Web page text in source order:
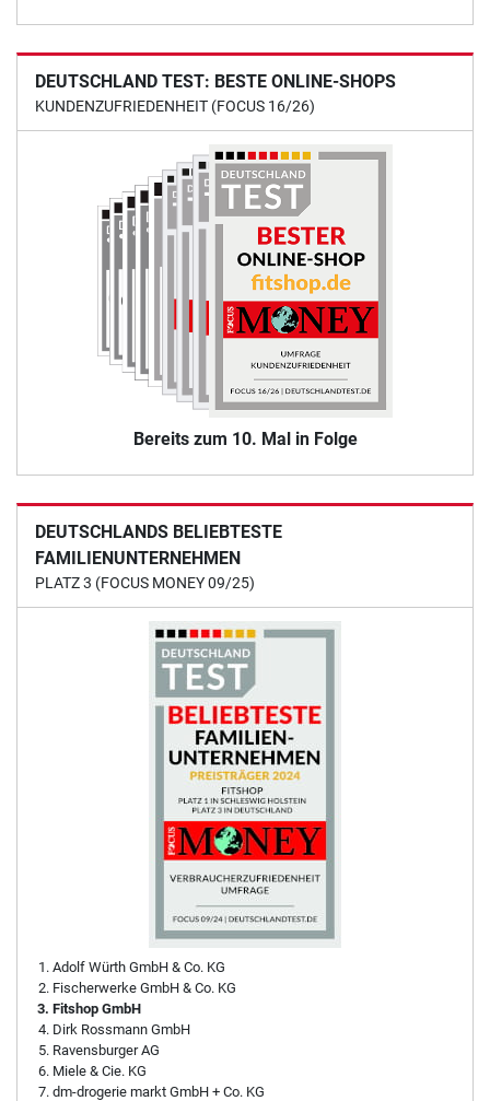
DEUTSCHLAND TEST: BESTE ONLINE-SHOPS
KUNDENZUFRIEDENHEIT (FOCUS 16/26)
Bereits zum 10. Mal in Folge
DEUTSCHLANDS BELIEBTESTE
FAMILIENUNTERNEHMEN
PLATZ 3 (FOCUS MONEY 09/25)
Adolf Würth GmbH & Co. KG
Fischerwerke GmbH & Co. KG
Fitshop GmbH
Dirk Rossmann GmbH
Ravensburger AG
Miele & Cie. KG
dm-drogerie markt GmbH + Co. KG